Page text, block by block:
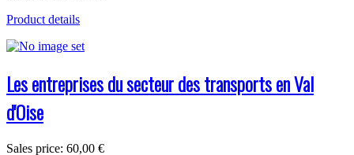
Product details
Les entreprises du secteur des transports en Val
d'Oise
Sales price: 60,00 €